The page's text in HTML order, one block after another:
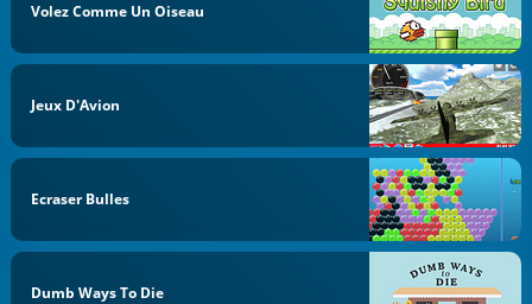
Volez Comme Un Oiseau
Jeux D'Avion
Ecraser Bulles
Dumb Ways To Die